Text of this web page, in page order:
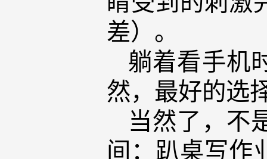
差）。
躺着看手机
然，最好的
当然了，不
间：趴桌写作